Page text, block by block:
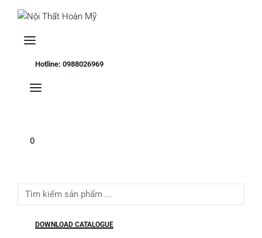
Hotline: 0988026969
0
Search
for:
DOWNLOAD CATALOGUE